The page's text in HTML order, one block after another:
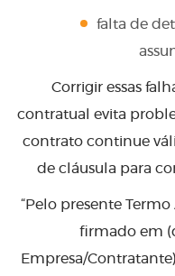
falta de
Corrigir essas
contratual evita
contrato continue
de cláusula para
“Pelo presente
firmado em
Empresa/